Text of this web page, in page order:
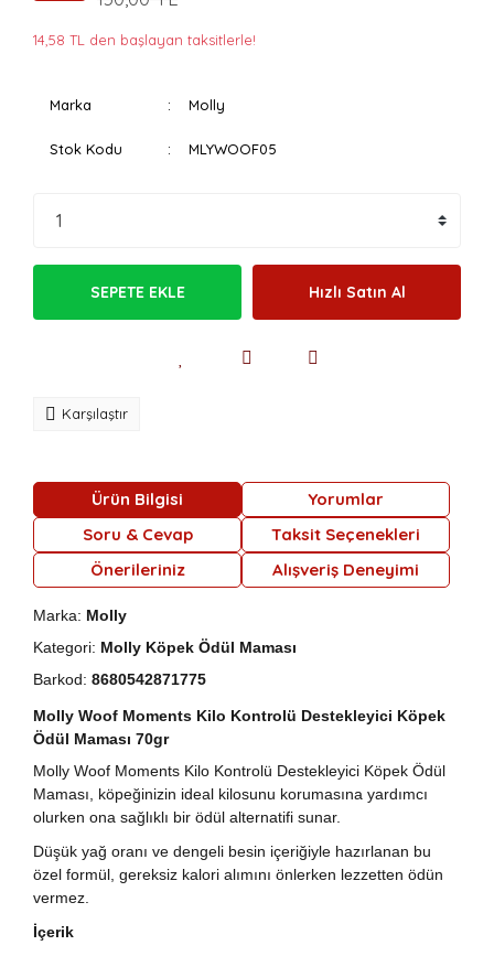
14,58 TL den başlayan taksitlerle!
Marka Molly
Stok Kodu MLYWOOF05
SEPETE EKLE Hızlı Satın Al
Karşılaştır
Ürün Bilgisi
Yorumlar
Soru & Cevap
Taksit Seçenekleri
Önerileriniz
Alışveriş Deneyimi
Marka: Molly
Kategori: Molly Köpek Ödül Maması
Barkod: 8680542871775
Molly Woof Moments Kilo Kontrolü Destekleyici Köpek
Ödül Maması 70gr
Molly Woof Moments Kilo Kontrolü Destekleyici Köpek Ödül
Maması, köpeğinizin ideal kilosunu korumasına yardımcı
olurken ona sağlıklı bir ödül alternatifi sunar.
Düşük yağ oranı ve dengeli besin içeriğiyle hazırlanan bu
özel formül, gereksiz kalori alımını önlerken lezzetten ödün
vermez.
İçerik